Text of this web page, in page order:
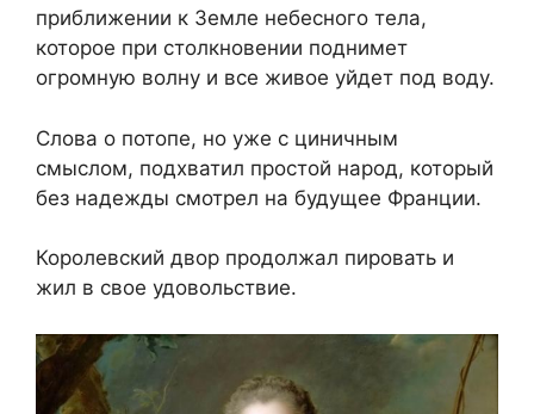
приближении к Земле небесного тела,
которое при столкновении поднимет
огромную волну и все живое уйдет под воду.
Слова о потопе, но уже с циничным
смыслом, подхватил простой народ, который
без надежды смотрел на будущее Франции.
Королевский двор продолжал пировать и
жил в свое удовольствие.